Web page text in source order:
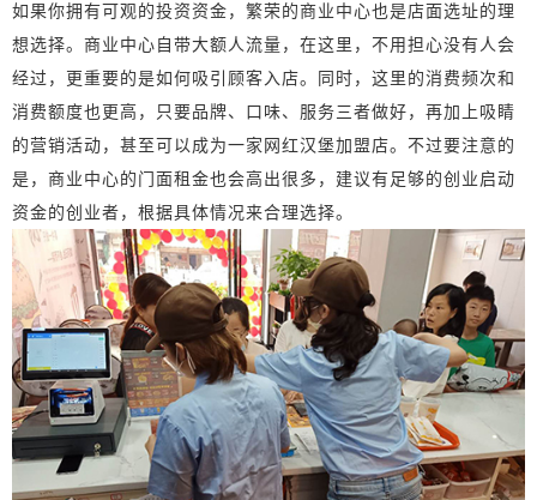
如果你拥有可观的投资资金，繁荣的商业中心也是店面选址的理
想选择。商业中心自带大额人流量，在这里，不用担心没有人会
经过，更重要的是如何吸引顾客入店。同时，这里的消费频次和
消费额度也更高，只要品牌、口味、服务三者做好，再加上吸睛
的营销活动，甚至可以成为一家网红汉堡加盟店。不过要注意的
是，商业中心的门面租金也会高出很多，建议有足够的创业启动
资金的创业者，根据具体情况来合理选择。